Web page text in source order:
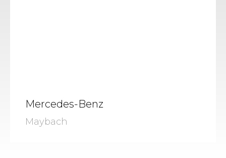
Mercedes-Benz
Maybach